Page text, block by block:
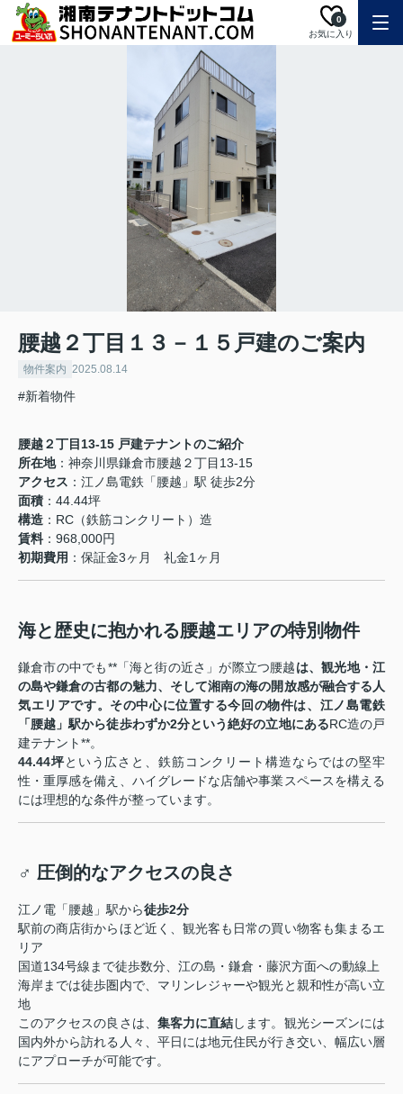
お気に入り
0
腰越２丁目１３－１５戸建のご案内
物件案内 2025.08.14
#新着物件
腰越２丁目13-15 戸建テナントのご紹介
所在地：神奈川県鎌倉市腰越２丁目13-15
アクセス ：江ノ島電鉄「腰越」駅 徒歩2分
面積 ：44.44坪
構造 ：RC（鉄筋コンクリート）造
賃料：968,000円
初期費用 ：保証金3ヶ月 礼金1ヶ月
海と歴史に抱かれる腰越エリアの特別物件
鎌倉市の中でも**「海と街の近さ」が際立つ腰越は、観光地・江
の島や鎌倉の古都の魅力、そして湘南の海の開放感が融合する人
気エリアです。その中心に位置する今回の物件は、江ノ島電鉄
「腰越」駅から徒歩わずか2分という絶好の立地にあるRC造の戸
建テナント**。
44.44坪という広さと、鉄筋コンクリート構造ならではの堅牢
性・重厚感を備え、ハイグレードな店舗や事業スペースを構える
には理想的な条件が整っています。
‍♂️ 圧倒的なアクセスの良さ
江ノ電「腰越」駅から徒歩2分
駅前の商店街からほど近く、観光客も日常の買い物客も集まるエ
リア
国道134号線まで徒歩数分、江の島・鎌倉・藤沢方面への動線上
海岸までは徒歩圏内で、マリンレジャーや観光と親和性が高い立
地
このアクセスの良さは、 集客力に直結します。観光シーズンには
国内外から訪れる人々、平日には地元住民が行き交い、幅広い層
にアプローチが可能です。